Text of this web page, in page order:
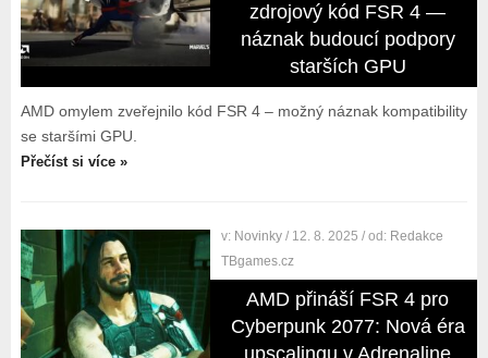
zdrojový kód FSR 4 —
náznak budoucí podpory
starších GPU
AMD omylem zveřejnilo kód FSR 4 – možný náznak kompatibility
se staršími GPU.
Přečíst si více »
v: Novinky / 12. 8. 2025 / od: Redakce
TBgames.cz
AMD přináší FSR 4 pro
Cyberpunk 2077: Nová éra
upscalingu v Adrenaline